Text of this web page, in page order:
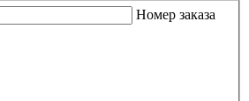
Номер заказа